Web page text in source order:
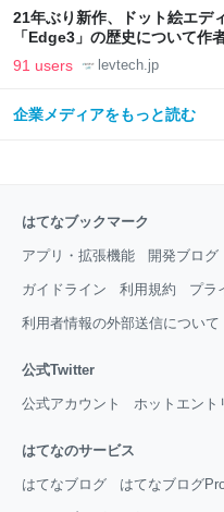
21年ぶり新作、ドット絵エデ
「Edge3」の歴史について作
LAB
91 users levtech.jp
企業メディアをもっと読む
はてなブックマーク
アプリ・拡張機能 開発ブログ
ガイドライン 利用規約 プラ
利用者情報の外部送信について
公式Twitter
公式アカウント ホットエント
はてなのサービス
はてなブログ はてなブログ